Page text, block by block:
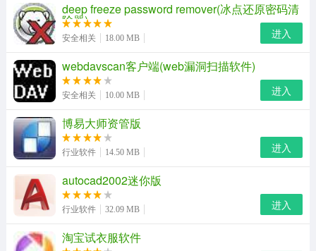
jpg转pdf转换器批量转特色细节
1.专业图像文件格式如autocad(dwg, dxf, dwf)，corel图像
系列格式(shw, cdr)，photoshop(psd)，图标(ico)格式转换
2.从jpg转pdf转换文件允许你准备进行归档;
deep freeze password remover(冰点还原密码清
除器)
安全相关 18.00 MB 进入
webdavscan客户端(web漏洞扫描软件)
安全相关 10.00 MB 进入
博易大师资管版
行业软件 14.50 MB 进入
autocad2002迷你版
行业软件 32.09 MB 进入
淘宝试衣服软件